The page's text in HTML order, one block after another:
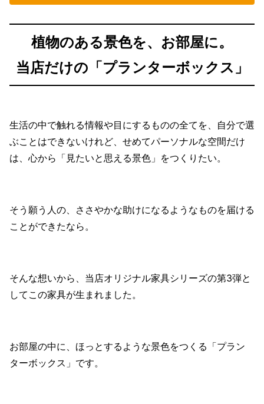
植物のある景色を、お部屋に。
当店だけの「プランターボックス」
生活の中で触れる情報や目にするものの全てを、自分で選
ぶことはできないけれど、せめてパーソナルな空間だけ
は、心から「見たいと思える景色」をつくりたい。
そう願う人の、ささやかな助けになるようなものを届ける
ことができたなら。
そんな想いから、当店オリジナル家具シリーズの第3弾と
してこの家具が生まれました。
お部屋の中に、ほっとするような景色をつくる「プラン
ターボックス」です。